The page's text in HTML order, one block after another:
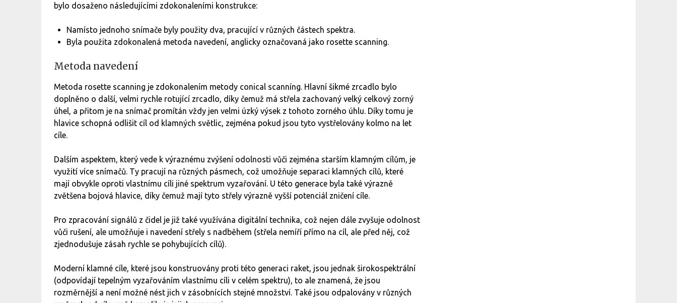
bylo dosaženo následujícími zdokonaleními konstrukce:
Namísto jednoho snímače byly použity dva, pracující v různých částech spektra.
Byla použita zdokonalená metoda navedení, anglicky označovaná jako rosette scanning.
Metoda navedení
Metoda rosette scanning je zdokonalením metody conical scanníng. Hlavní šikmé zrcadlo bylo
doplněno o další, velmi rychle rotující zrcadlo, díky čemuž má střela zachovaný velký celkový zorný
úhel, a přitom je na snímač promítán vždy jen velmi úzký výsek z tohoto zorného úhlu. Díky tomu je
hlavice schopná odlišit cíl od klamných světlic, zejména pokud jsou tyto vystřelovány kolmo na let
cíle.
Dalším aspektem, který vede k výraznému zvýšení odolnosti vůči zejména starším klamným cílům, je
využití více snímačů. Ty pracují na různých pásmech, což umožňuje separaci klamných cílů, které
mají obvykle oproti vlastnímu cíli jiné spektrum vyzařování. U této generace byla také výrazně
zvětšena bojová hlavice, díky čemuž mají tyto střely výrazně vyšší potenciál zničení cíle.
Pro zpracování signálů z čidel je již také využívána digitální technika, což nejen dále zvyšuje odolnost
vůči rušení, ale umožňuje i navedení střely s nadběhem (střela nemíří přímo na cíl, ale před něj, což
zjednodušuje zásah rychle se pohybujících cílů).
Moderní klamné cíle, které jsou konstruovány proti této generaci raket, jsou jednak širokospektrální
(odpovídají tepelným vyzařováním vlastnímu cíli v celém spektru), to ale znamená, že jsou
rozměrnější a není možné nést jich v zásobnících stejné množství. Také jsou odpalovány v různých